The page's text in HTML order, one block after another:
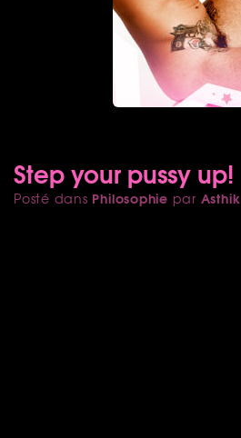
Step your pussy up!
Posté dans Philosophie par Asthik